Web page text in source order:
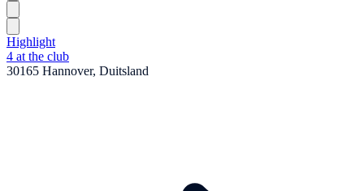
Highlight
4 at the club
30165 Hannover, Duitsland